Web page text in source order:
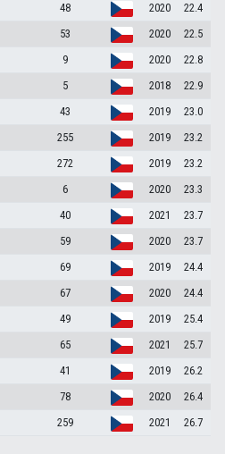
48 2020
22.4
53 2020
22.5
9 2020
22.8
5 2018
22.9
43 2019
23.0
255 2019
23.2
272 2019
23.2
6 2020
23.3
40 2021
23.7
59 2020
23.7
69 2019
24.4
67 2020
24.4
49 2019
25.4
65 2021
25.7
41 2019
26.2
78 2020
26.4
259 2021 26.7